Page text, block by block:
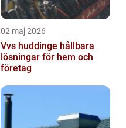
02 maj 2026
Vvs huddinge hållbara
lösningar för hem och
företag